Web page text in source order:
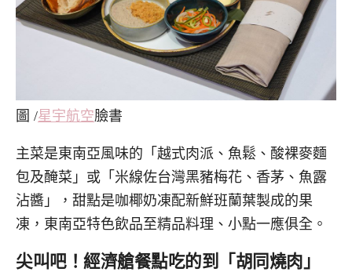
圖 /星宇航空臉書
主菜是東南亞風味的「越式肉派、魚鬆、酸裸麥麵
包及醃菜」或「米線佐台灣黑豬梅花、香茅、魚露
沾醬」，甜點是咖椰奶凍配新鮮班蘭葉製成的果
凍，東南亞特色飲品至精品料理、小點一應俱全。
尖叫吧！經濟艙餐點吃的到「胡同燒肉」